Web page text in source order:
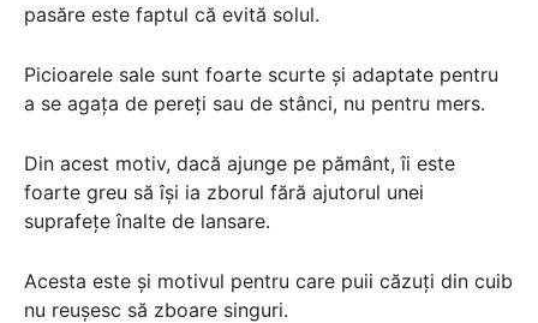
pasăre este faptul că evită solul.
Picioarele sale sunt foarte scurte și adaptate pentru
a se agața de pereți sau de stânci, nu pentru mers.
Din acest motiv, dacă ajunge pe pământ, îi este
foarte greu să își ia zborul fără ajutorul unei
suprafețe înalte de lansare.
Acesta este și motivul pentru care puii căzuți din cuib
nu reușesc să zboare singuri.